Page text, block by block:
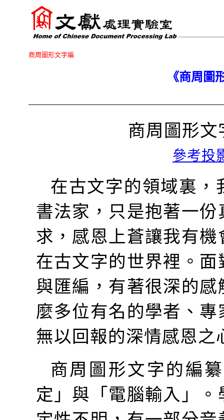
商周圖形文字編
《商周圖
商周圖形
參考投
在古文字的領域裏，
書法家，只是抱著一
求，感恩上蒼讓我有
在古文字的世界裡。
與匯編，有著很深的
麼多位有名的學者、
無以回報的深情感恩之
商周圖形文字的編
定」與「電腦輸入」